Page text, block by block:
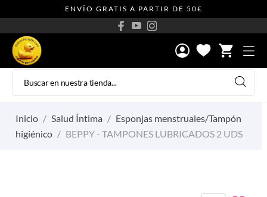
ENVÍO GRATIS A PARTIR DE 50€
shopping_cart
Inicio Salud Íntima
Esponjas menstruales/Tampón
higiénico
BEPPY - TAMPONES LUBRICADOS 2 UDS